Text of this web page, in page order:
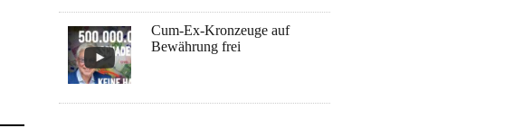
Cum-Ex-Kronzeuge auf
Bewährung frei